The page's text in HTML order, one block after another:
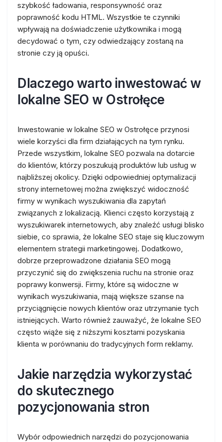
szybkość ładowania, responsywność oraz
poprawność kodu HTML. Wszystkie te czynniki
wpływają na doświadczenie użytkownika i mogą
decydować o tym, czy odwiedzający zostaną na
stronie czy ją opuści.
Dlaczego warto inwestować w
lokalne SEO w Ostrołęce
Inwestowanie w lokalne SEO w Ostrołęce przynosi
wiele korzyści dla firm działających na tym rynku.
Przede wszystkim, lokalne SEO pozwala na dotarcie
do klientów, którzy poszukują produktów lub usług w
najbliższej okolicy. Dzięki odpowiedniej optymalizacji
strony internetowej można zwiększyć widoczność
firmy w wynikach wyszukiwania dla zapytań
związanych z lokalizacją. Klienci często korzystają z
wyszukiwarek internetowych, aby znaleźć usługi blisko
siebie, co sprawia, że lokalne SEO staje się kluczowym
elementem strategii marketingowej. Dodatkowo,
dobrze przeprowadzone działania SEO mogą
przyczynić się do zwiększenia ruchu na stronie oraz
poprawy konwersji. Firmy, które są widoczne w
wynikach wyszukiwania, mają większe szanse na
przyciągnięcie nowych klientów oraz utrzymanie tych
istniejących. Warto również zauważyć, że lokalne SEO
często wiąże się z niższymi kosztami pozyskania
klienta w porównaniu do tradycyjnych form reklamy.
Jakie narzędzia wykorzystać
do skutecznego
pozycjonowania stron
Wybór odpowiednich narzędzi do pozycjonowania